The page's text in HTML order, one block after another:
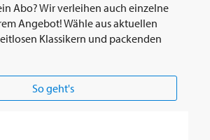
Abo? Wir verleihen auch einzelne
Angebot! Wähle aus aktuellen
Klassikern und packenden
So geht's